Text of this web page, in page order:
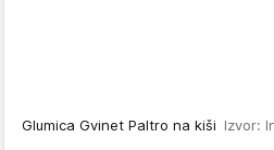
Glumica Gvinet Paltro na kiši Izvor: